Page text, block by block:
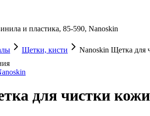
и пластика, 85-590, Nanoskin
Щетки, кисти
Nanoskin Щетка для
для чистки